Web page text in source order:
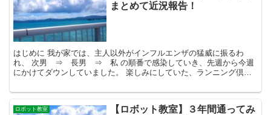
まとめて近況報告！
はじめに 我が家では、主人以外がインフルエンザの猛威に振るわ
れ、 次男 ⇒ 長男 ⇒ 私 の順番で感染していき、先週から今週
にかけてダウンしていました。 楽しみにしていた、ランニング倶楽
ロボット教室
【ロボット教室】３年間通ってみ